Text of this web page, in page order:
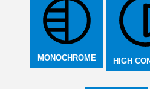
HIGH
MONOCHROME